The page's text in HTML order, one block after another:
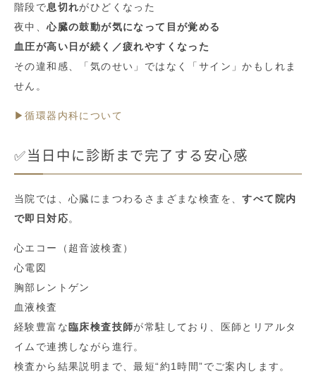
階段で息切れがひどくなった
夜中、心臓の鼓動が気になって目が覚める
血圧が高い日が続く／疲れやすくなった
その違和感、「気のせい」ではなく「サイン」かもしれま
せん。
▶循環器内科について
✅当日中に診断まで完了する安心感
当院では、心臓にまつわるさまざまな検査を、すべて院内
で即日対応。
心エコー（超音波検査）
心電図
胸部レントゲン
血液検査
経験豊富な臨床検査技師が常駐しており、医師とリアルタ
イムで連携しながら進行。
検査から結果説明まで、最短“約1時間”でご案内します。